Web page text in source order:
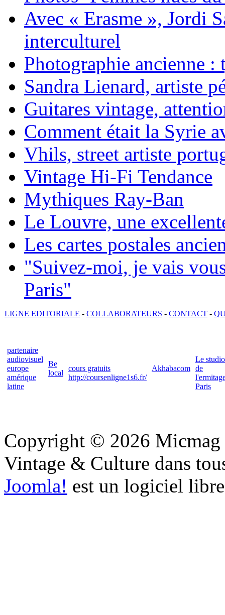
Avec « Erasme », Jordi
interculturel
Photographie ancienne :
Sandra Lienard, artiste
Guitares vintage,
Comment était la Syrie
Vhils, street artiste
Vintage Hi-Fi Tendance
Mythiques Ray-Ban
Le Louvre, une
Les cartes postales
"Suivez-moi, je vais
Paris"
LIGNE EDITORIALE - COLLABORATEURS - CONTACT -
partenaire
audiovisuel
europe
amérique
latine
Be
local
cours gratuits
http://coursenligne1s6.fr/
Akhabacom
Le studio
de
Paris
Copyright © 2026 Micmag
Vintage & Culture dans
Joomla! est un logiciel